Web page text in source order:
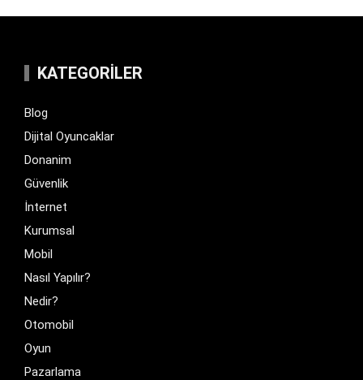
KATEGORILER
Blog
Dijital Oyuncaklar
Donanim
Güvenlik
İnternet
Kurumsal
Mobil
Nasıl Yapılır?
Nedir?
Otomobil
Oyun
Pazarlama